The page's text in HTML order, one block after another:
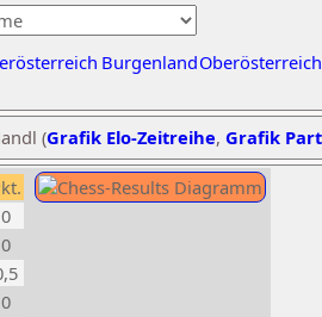
BurgenlandOberösterreich
(Grafik Elo-Zeitreihe, Grafik
0
0
0